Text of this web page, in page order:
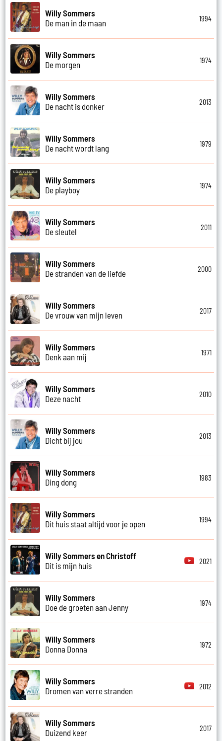
Willy Sommers
De man in de maan
1994
Willy Sommers
De morgen
1974
Willy Sommers
De nacht is donker
2013
Willy Sommers
De nacht wordt lang
1979
Willy Sommers
De playboy
1974
Willy Sommers
De sleutel
2011
Willy Sommers
De stranden van de liefde
2000
Willy Sommers
De vrouw van mijn leven
2017
Willy Sommers
Denk aan mij
1971
Willy Sommers
Deze nacht
2010
Willy Sommers
Dicht bij jou
2013
Willy Sommers
Ding dong
1983
Willy Sommers
Dit huis staat altijd voor je open
1994
Willy Sommers en Christoff
Dit is mijn huis
2021
Willy Sommers
Doe de groeten aan Jenny
1974
Willy Sommers
Donna Donna
1972
Willy Sommers
Dromen van verre stranden
2012
Willy Sommers
Duizend keer
2017